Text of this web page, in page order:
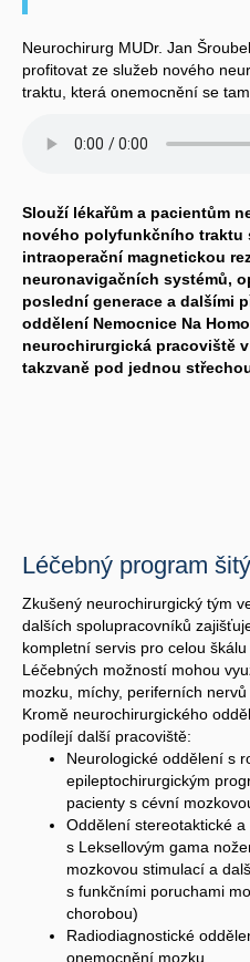
Neurochirurg MUDr. Jan
profitovat ze služeb nového
traktu, která onemocnění se
Slouží lékařům a pacientům
nového polyfunkčního traktu
intraoperační magnetickou
neuronavigačních systémů,
poslední generace a dalšími
oddělení Nemocnice Na
neurochirurgická pracoviště
takzvaně pod jednou
Léčebný program
Zkušený neurochirurgický tým
dalších spolupracovníků
kompletní servis pro celou
Léčebných možností mohou
mozku, míchy, periferních nervů
Kromě neurochirurgického
podílejí další pracoviště:
Neurologické oddělení s
epileptochirurgickým
pacienty s cévní
Oddělení stereotaktické
s Leksellovým gama
mozkovou stimulací a
s funkčními poruchami
chorobou)
Radiodiagnostické
onemocnění mozku